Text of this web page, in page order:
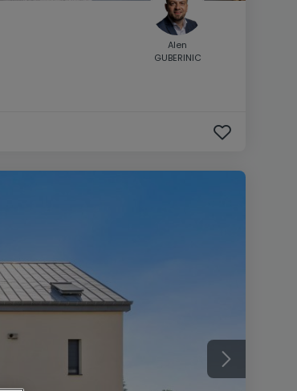
Alen
GUBERINIC